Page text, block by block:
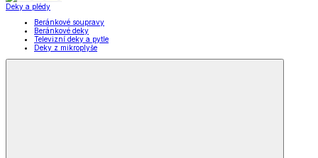
Deky a plédy
Beránkové soupravy
Beránkové deky
Televizní deky a pytle
Deky z mikroplyše